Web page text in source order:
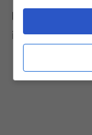
preparare
inedito.